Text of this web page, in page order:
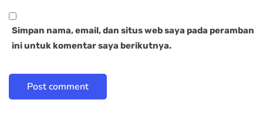
Simpan nama, email, dan situs web saya pada peramban
ini untuk komentar saya berikutnya.